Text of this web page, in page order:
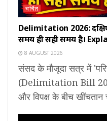
चर्चित
Delimitation 2026:
समय ही सही समय है।
8 AUGUST 2026
संसद के मौजूदा सत्र में
(Delimitation Bill
और विपक्ष के बीच